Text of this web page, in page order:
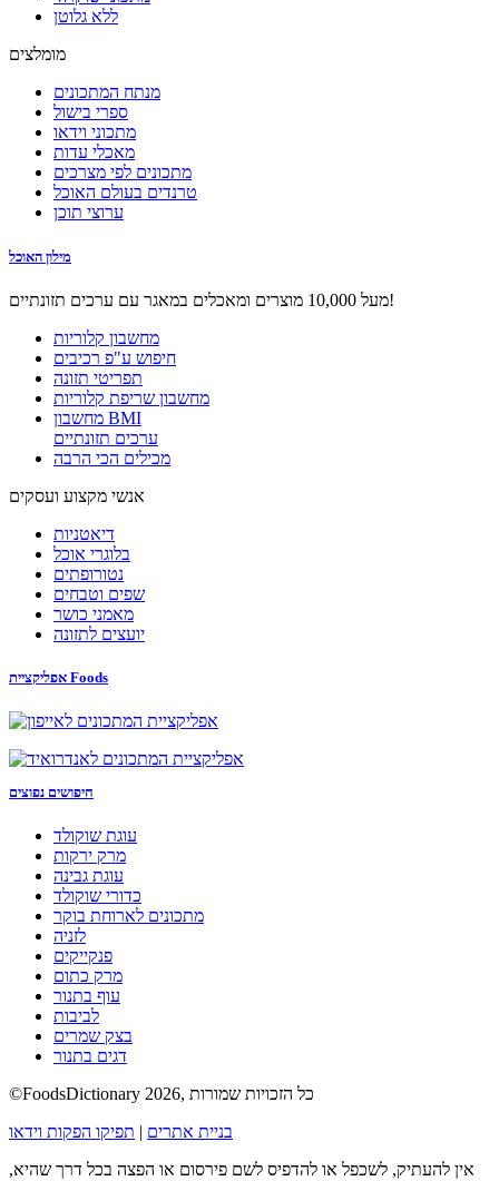
ללא גלוטן
מומלצים
מנתח המתכונים
ספרי בישול
מתכוני וידאו
מאכלי עדות
מתכונים לפי מצרכים
טרנדים בעולם האוכל
ערוצי תוכן
מילון האוכל
מעל 10,000 מוצרים ומאכלים במאגר עם ערכים תזונתיים!
מחשבון קלוריות
חיפוש ע"פ רכיבים
תפריטי תזונה
מחשבון שריפת קלוריות
מחשבון BMI
ערכים תזונתיים
מכילים הכי הרבה
אנשי מקצוע ועסקים
דיאטניות
בלוגרי אוכל
נטורופתים
שפים וטבחים
מאמני כושר
יועצים לתזונה
אפליקציית Foods
חיפושים נפוצים
עוגת שוקולד
מרק ירקות
עוגת גבינה
כדורי שוקולד
מתכונים לארוחת בוקר
לזניה
פנקייקים
מרק כתום
עוף בתנור
לביבות
בצק שמרים
דגים בתנור
©FoodsDictionary 2026, כל הזכויות שמורות
בניית אתרים
תפיקו הפקות וידאו
אין להעתיק, לשכפל או להדפיס לשם פירסום או הפצה בכל דרך שהיא,